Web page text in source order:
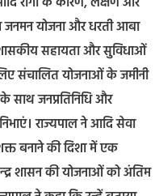
जनमन योजना और धरती आबा
शासकीय सहायता और सुविधाओं
संचालित योजनाओं के जमीनी
साथ जनप्रतिनिधि और
राज्यपाल ने आदि सेवा
बनाने की दिशा में एक
शासन की योजनाओं को अंतिम